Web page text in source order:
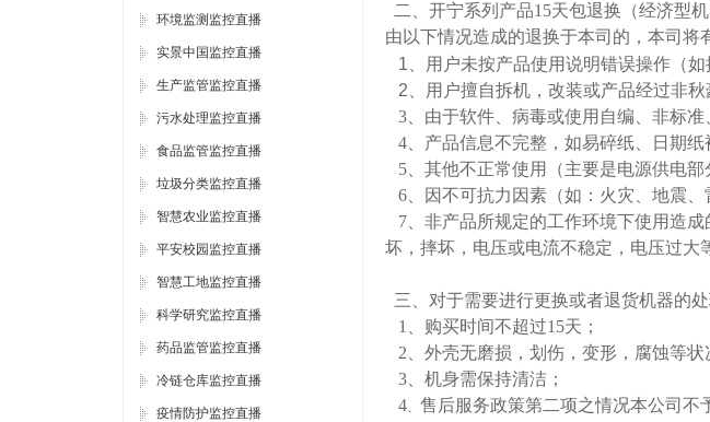
环境监测监控直播
实景中国监控直播
生产监管监控直播
污水处理监控直播
食品监管监控直播
垃圾分类监控直播
智慧农业监控直播
平安校园监控直播
智慧工地监控直播
科学研究监控直播
药品监管监控直播
冷链仓库监控直播
疫情防护监控直播
二、开宁系列产品15天包退换 （经济型
由以下情况造成的退换于本司的，本司将
1、
用户未按产品使用说明错误操作（
2、
用户擅自拆机，改装或产品经过非
3、 由于软件、病毒或使用自编、非标
4
产品信息不完整，如易碎纸、日期纸
5
其他不正常使用（主要是电源供电
6、
因不可抗力因素（如：火灾、地震
7、 非产品所规定的工作环境下使用造
坏，摔坏，电压或电流不稳定，电压过大
三、对于需要进行更换或者退货机器的处
1、 购买时间不超过15天 ；
2、 外壳无磨损，划伤，变形，腐蚀等状
3、 机身需保持清洁；
4、 售后服务政策第二项之情况本公司不